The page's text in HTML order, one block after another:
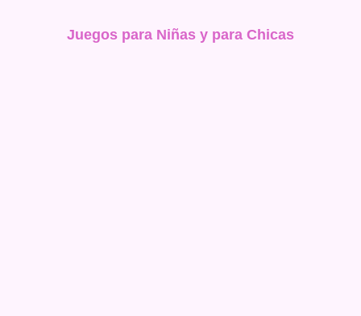
Juegos para Niñas y para Chicas